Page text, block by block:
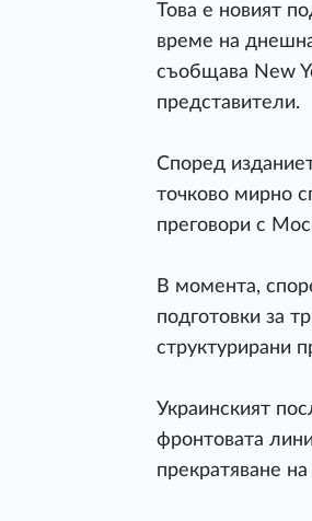
Това е новият
време на
съобщава New
представители.
Според
точково мирно
преговори с
В момента,
подготовки за
структурирани
Украинският
фронтовата
прекратяване на